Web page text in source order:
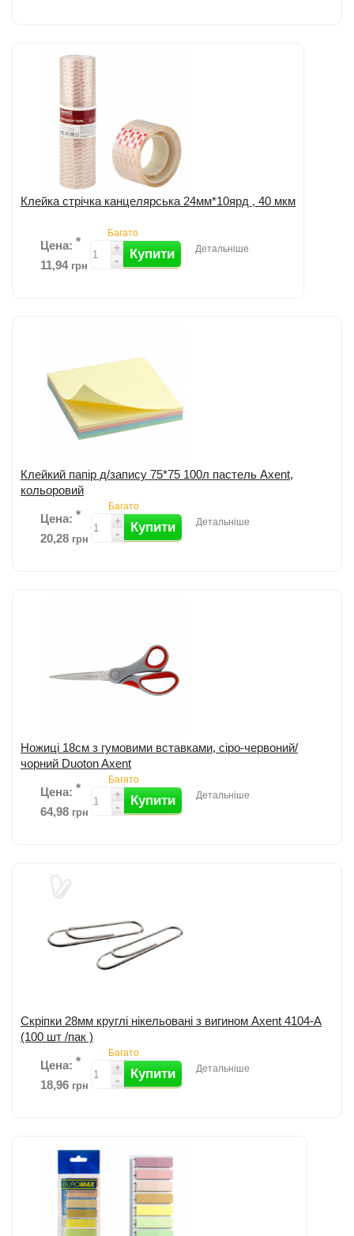
Клей-олівець "Eco-line" від Buromax; Основа PVP, не токсичний,
напівпрозорий; Не містить розчинників і штучних барвників; Термін
детальніше
Додати до порівняння
Клейка стрічка канцелярська 24мм*10ярд , 40 мкм
Цена: *
11,94 грн
Багато
+
- Купити Детальніше
Клейкий папір д/запису 75*75 100л пастель Axent,
кольоровий
Цена: *
20,28 грн
Багато
+
- Купити Детальніше
Ножиці 18см з гумовими вставками, сіро-червоний/
чорний Duoton Axent
Цена: *
64,98 грн
Багато
+
- Купити Детальніше
Додати до порівняння
Скріпки 28мм круглі нікельовані з вигином Axent 4104-A
(100 шт /пак )
Цена: *
18,96 грн
Багато
+
- Купити Детальніше
Довжина: 28мм. ...
детальніше
Додати до порівняння